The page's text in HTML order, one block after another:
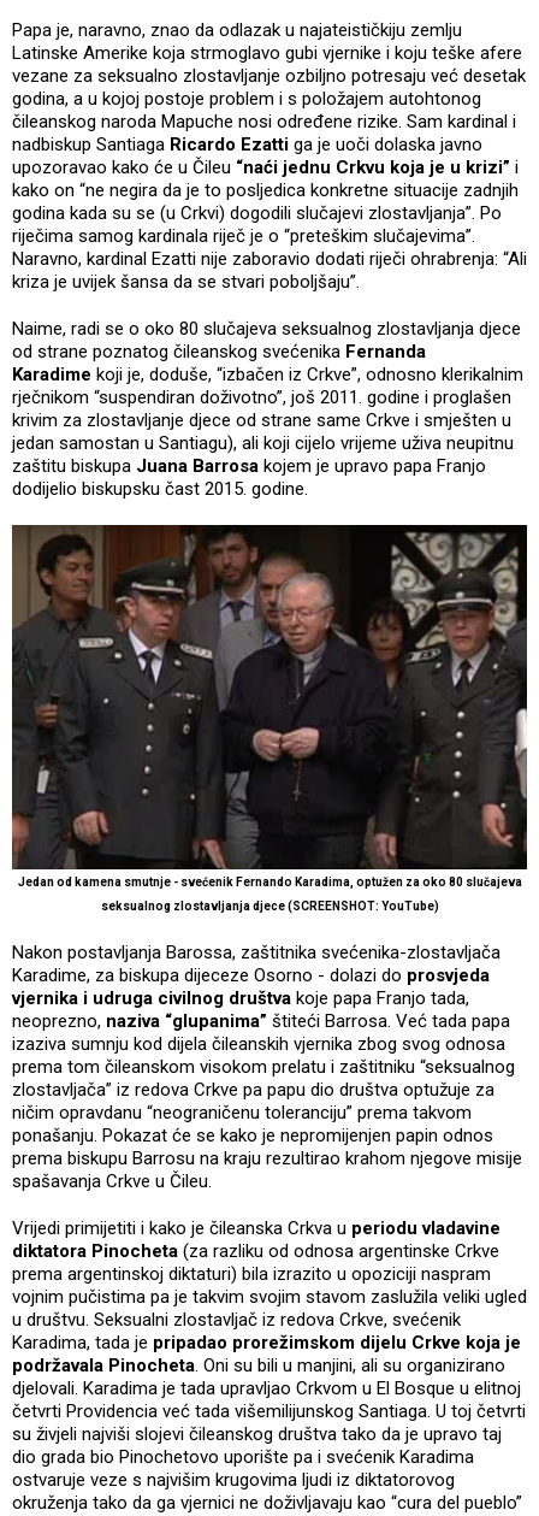
Papa je, naravno, znao da odlazak u najateističkiju zemlju
Latinske Amerike koja strmoglavo gubi vjernike i koju teške afere
vezane za seksualno zlostavljanje ozbiljno potresaju već desetak
godina, a u kojoj postoje problem i s položajem autohtonog
čileanskog naroda Mapuche nosi određene rizike. Sam kardinal i
nadbiskup Santiaga Ricardo Ezatti ga je uoči dolaska javno
upozoravao kako će u Čileu “naći jednu Crkvu koja je u krizi” i
kako on “ne negira da je to posljedica konkretne situacije zadnjih
godina kada su se (u Crkvi) dogodili slučajevi zlostavljanja”. Po
riječima samog kardinala riječ je o “preteškim slučajevima”.
Naravno, kardinal Ezatti nije zaboravio dodati riječi ohrabrenja: “Ali
kriza je uvijek šansa da se stvari poboljšaju”.
Naime, radi se o oko 80 slučajeva seksualnog zlostavljanja djece
od strane poznatog čileanskog svećenika Fernanda
Karadime koji je, doduše, “izbačen iz Crkve”, odnosno klerikalnim
rječnikom “suspendiran doživotno”, još 2011. godine i proglašen
krivim za zlostavljanje djece od strane same Crkve i smješten u
jedan samostan u Santiagu), ali koji cijelo vrijeme uživa neupitnu
zaštitu biskupa Juana Barrosa kojem je upravo papa Franjo
dodijelio biskupsku čast 2015. godine.
Jedan od kamena smutnje - svećenik Fernando Karadima, optužen za oko 80 slučajeva
seksualnog zlostavljanja djece (SCREENSHOT: YouTube)
Nakon postavljanja Barossa, zaštitnika svećenika-zlostavljača
Karadime, za biskupa dijeceze Osorno - dolazi do prosvjeda
vjernika i udruga civilnog društva koje papa Franjo tada,
neoprezno, naziva “glupanima” štiteći Barrosa. Već tada papa
izaziva sumnju kod dijela čileanskih vjernika zbog svog odnosa
prema tom čileanskom visokom prelatu i zaštitniku “seksualnog
zlostavljača” iz redova Crkve pa papu dio društva optužuje za
ničim opravdanu “neograničenu toleranciju” prema takvom
ponašanju. Pokazat će se kako je nepromijenjen papin odnos
prema biskupu Barrosu na kraju rezultirao krahom njegove misije
spašavanja Crkve u Čileu.
Vrijedi primijetiti i kako je čileanska Crkva u periodu vladavine
diktatora Pinocheta (za razliku od odnosa argentinske Crkve
prema argentinskoj diktaturi) bila izrazito u opoziciji naspram
vojnim pučistima pa je takvim svojim stavom zaslužila veliki ugled
u društvu. Seksualni zlostavljač iz redova Crkve, svećenik
Karadima, tada je pripadao prorežimskom dijelu Crkve koja je
podržavala Pinocheta. Oni su bili u manjini, ali su organizirano
djelovali. Karadima je tada upravljao Crkvom u El Bosque u elitnoj
četvrti Providencia već tada višemilijunskog Santiaga. U toj četvrti
su živjeli najviši slojevi čileanskog društva tako da je upravo taj
dio grada bio Pinochetovo uporište pa i svećenik Karadima
ostvaruje veze s najvišim krugovima ljudi iz diktatorovog
okruženja tako da ga vjernici ne doživljavaju kao “cura del pueblo”